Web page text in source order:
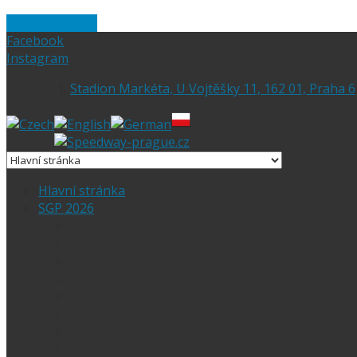
Facebook
Instagram
Stadion Markéta, U Vojtěšky 11, 162 01, Praha 6
Hlavní stránka
SGP 2026